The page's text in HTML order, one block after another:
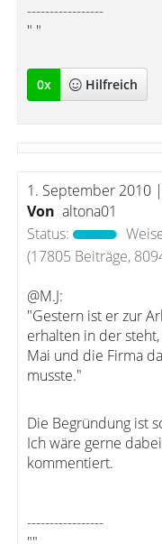
-----------------
" "
0x Hilfreich
1. September 2010
Von altona01
Status:
(17805 Beiträge,
@M.J:
"Gestern ist er zur
erhalten in der
Mai und die Firma
musste."
Die Begründung ist
Ich wäre gerne
kommentiert.
-----------------